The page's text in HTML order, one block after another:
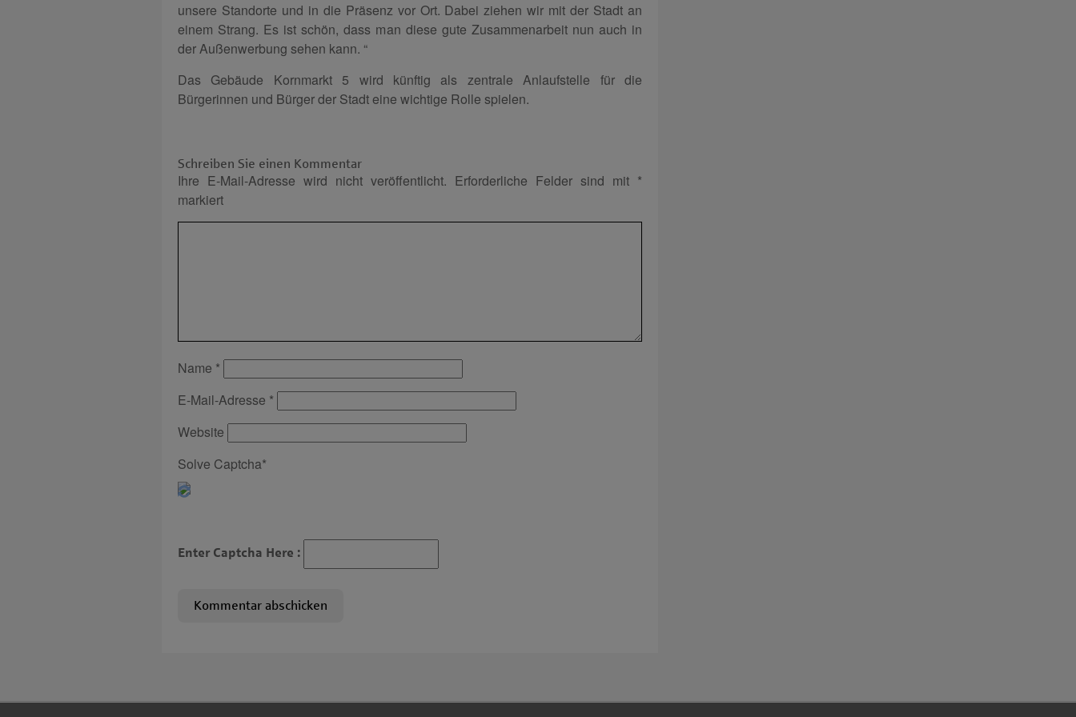
unsere Standorte und in die Präsenz vor Ort. Dabei ziehen wir mit der Stadt an
einem Strang. Es ist schön, dass man diese gute Zusammenarbeit nun auch in
der Außenwerbung sehen kann. “
Das Gebäude Kornmarkt 5 wird künftig als zentrale Anlaufstelle für die
Bürgerinnen und Bürger der Stadt eine wichtige Rolle spielen.
Schreiben Sie einen Kommentar
Ihre E-Mail-Adresse wird nicht veröffentlicht. Erforderliche Felder sind mit *
markiert
Name *
E-Mail-Adresse *
Website
Solve Captcha*
Enter Captcha Here :